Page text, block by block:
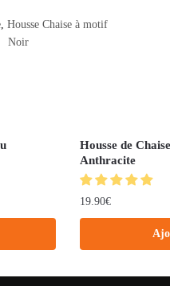
, Housse Chaise à motif
Noir
Housse de
Anthracite
19.90€